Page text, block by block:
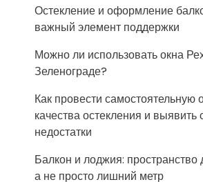
Остекление и оформление
важный элемент поддержки
Можно ли использовать окна
Зеленограде?
Как провести самостоятельную
качества остекления и выявить
недостатки
Балкон и лоджия:
а не просто лишний метр